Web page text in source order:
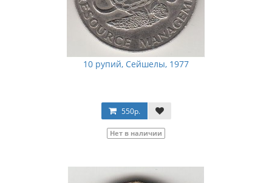
10 рупий, Сейшелы, 1977
550р.
Нет в наличии